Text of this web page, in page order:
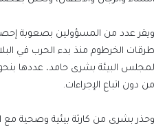
ويقر عدد من المسؤولين بصعوبة
طرقات الخرطوم منذ بدء الحرب في
من دون اتباع الإجراءات.
وحذر بشرى من كارثة بيئية وصحية مع